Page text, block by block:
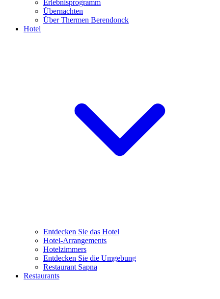
Erlebnisprogramm
Übernachten
Über Thermen Berendonck
Hotel
Entdecken Sie das Hotel
Hotel-Arrangements
Hotelzimmers
Entdecken Sie die Umgebung
Restaurant Sapna
Restaurants